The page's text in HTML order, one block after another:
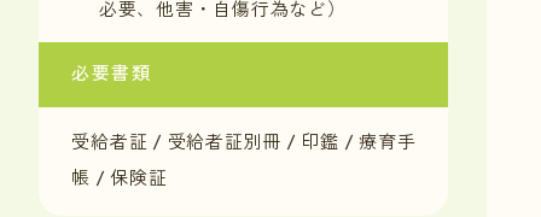
必要、他害・自傷行為など）
必要書類
受給者証 / 受給者証別冊 / 印鑑 / 療育手
帳 / 保険証